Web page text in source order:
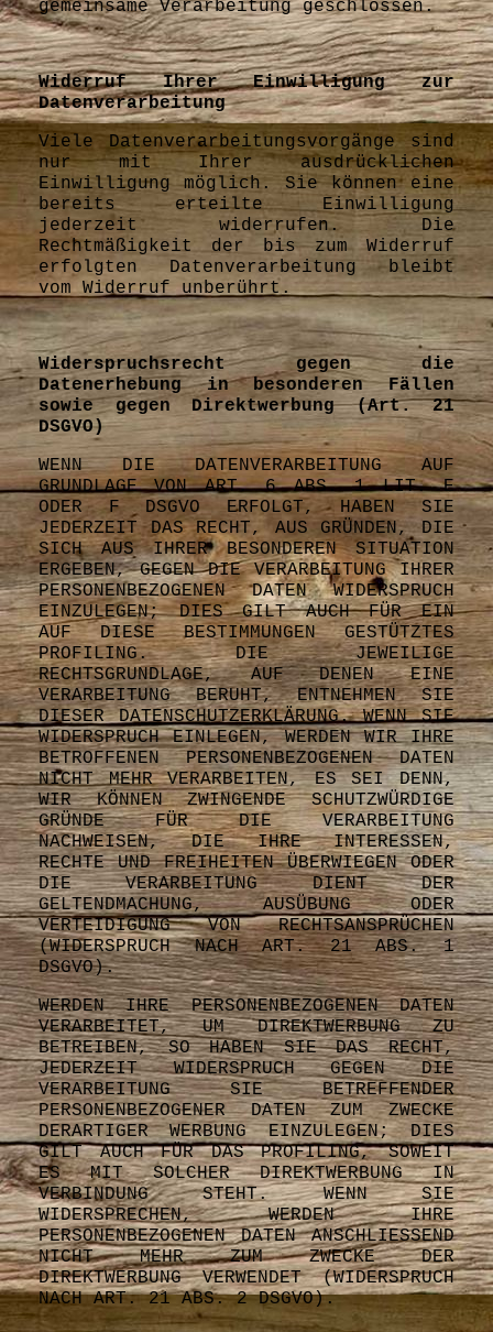
gemeinsame Verarbeitung geschlossen.
Widerruf Ihrer Einwilligung zur
Datenverarbeitung
Viele Datenverarbeitungsvorgänge sind
nur mit Ihrer ausdrücklichen
Einwilligung möglich. Sie können eine
bereits erteilte Einwilligung
jederzeit widerrufen. Die
Rechtmäßigkeit der bis zum Widerruf
erfolgten Datenverarbeitung bleibt
vom Widerruf unberührt.
Widerspruchsrecht gegen die
Datenerhebung in besonderen Fällen
sowie gegen Direktwerbung (Art. 21
DSGVO)
WENN DIE DATENVERARBEITUNG AUF
GRUNDLAGE VON ART. 6 ABS. 1 LIT. E
ODER F DSGVO ERFOLGT, HABEN SIE
JEDERZEIT DAS RECHT, AUS GRÜNDEN, DIE
SICH AUS IHRER BESONDEREN SITUATION
ERGEBEN, GEGEN DIE VERARBEITUNG IHRER
PERSONENBEZOGENEN DATEN WIDERSPRUCH
EINZULEGEN; DIES GILT AUCH FÜR EIN
AUF DIESE BESTIMMUNGEN GESTÜTZTES
PROFILING. DIE JEWEILIGE
RECHTSGRUNDLAGE, AUF DENEN EINE
VERARBEITUNG BERUHT, ENTNEHMEN SIE
DIESER DATENSCHUTZERKLÄRUNG. WENN SIE
WIDERSPRUCH EINLEGEN, WERDEN WIR IHRE
BETROFFENEN PERSONENBEZOGENEN DATEN
NICHT MEHR VERARBEITEN, ES SEI DENN,
WIR KÖNNEN ZWINGENDE SCHUTZWÜRDIGE
GRÜNDE FÜR DIE VERARBEITUNG
NACHWEISEN, DIE IHRE INTERESSEN,
RECHTE UND FREIHEITEN ÜBERWIEGEN ODER
DIE VERARBEITUNG DIENT DER
GELTENDMACHUNG, AUSÜBUNG ODER
VERTEIDIGUNG VON RECHTSANSPRÜCHEN
(WIDERSPRUCH NACH ART. 21 ABS. 1
DSGVO).
WERDEN IHRE PERSONENBEZOGENEN DATEN
VERARBEITET, UM DIREKTWERBUNG ZU
BETREIBEN, SO HABEN SIE DAS RECHT,
JEDERZEIT WIDERSPRUCH GEGEN DIE
VERARBEITUNG SIE BETREFFENDER
PERSONENBEZOGENER DATEN ZUM ZWECKE
DERARTIGER WERBUNG EINZULEGEN; DIES
GILT AUCH FÜR DAS PROFILING, SOWEIT
ES MIT SOLCHER DIREKTWERBUNG IN
VERBINDUNG STEHT. WENN SIE
WIDERSPRECHEN, WERDEN IHRE
PERSONENBEZOGENEN DATEN ANSCHLIESSEND
NICHT MEHR ZUM ZWECKE DER
DIREKTWERBUNG VERWENDET (WIDERSPRUCH
NACH ART. 21 ABS. 2 DSGVO).